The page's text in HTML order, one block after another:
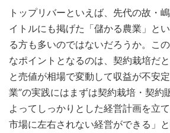
トップリバーといえば、先代の故・
イトルにも掲げた「儲かる農業」と
る方も多いのではないだろうか。こ
なポイントとなるのは、契約栽培だ
と売値が相場で変動して収益が不安
業”の実践にはまずは契約栽培・契約
よってしっかりとした経営計画を立
市場に左右されない経営ができる」と